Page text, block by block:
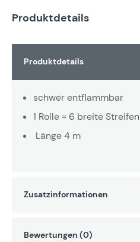
Produktdetails
Produktdetails
schwer entflammbar
1 Rolle = 6 breite Streifen
Länge 4 m
Zusatzinformationen
Bewertungen (0)